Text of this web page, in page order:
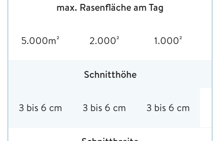
max. Rasenfläche am Tag
5.000m² 2.000² 1.000²
Schnitthöhe
3 bis 6 cm 3 bis 6 cm 3 bis 6 cm